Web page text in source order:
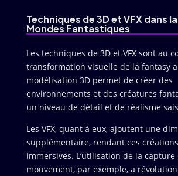
Techniques de 3D et VFX dans
Mondes Fantastiques
Les techniques de 3D et VFX sont au
transformation visuelle de la fantasy
modélisation 3D permet de créer des
environnements et des créatures
un niveau de détail et de réalisme
Les VFX, quant à eux, ajoutent une
supplémentaire, rendant ces
immersives. L’utilisation de la capture
mouvement, par exemple, a